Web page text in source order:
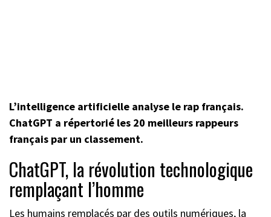
L’intelligence artificielle analyse le rap français.
ChatGPT a répertorié les 20 meilleurs rappeurs
français par un classement.
ChatGPT, la révolution technologique
remplaçant l’homme
Les humains remplacés par des outils numériques, la